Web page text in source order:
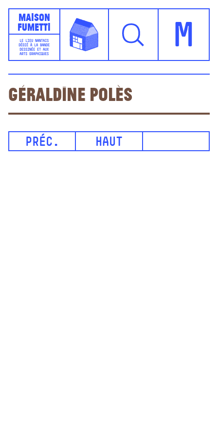
Maison
Fumetti
LE LIEU NANTAIS
DÉDIÉ À LA BANDE
DESSINÉE ET AUX
ARTS GRAPHIQUES
M
Géraldine Polès
PRÉC. HAUT